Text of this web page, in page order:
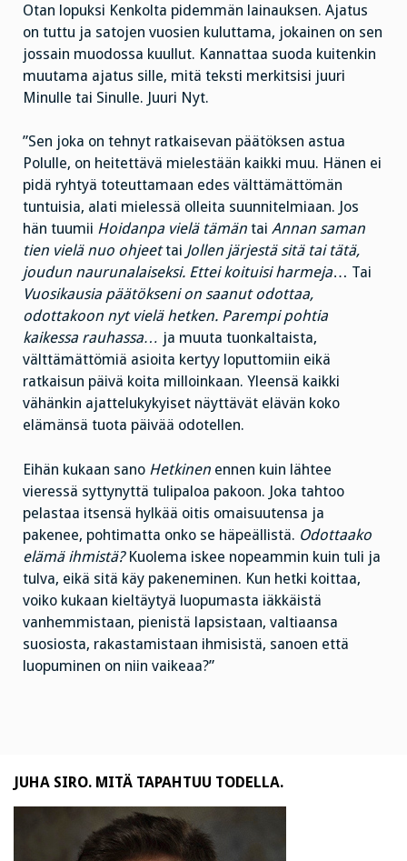
Otan lopuksi Kenkolta pidemmän lainauksen. Ajatus
on tuttu ja satojen vuosien kuluttama, jokainen on sen
jossain muodossa kuullut. Kannattaa suoda kuitenkin
muutama ajatus sille, mitä teksti merkitsisi juuri
Minulle tai Sinulle. Juuri Nyt.
”Sen joka on tehnyt ratkaisevan päätöksen astua
Polulle, on heitettävä mielestään kaikki muu. Hänen ei
pidä ryhtyä toteuttamaan edes välttämättömän
tuntuisia, alati mielessä olleita suunnitelmiaan. Jos
hän tuumii Hoidanpa vielä tämän tai Annan saman
tien vielä nuo ohjeettai Jollen järjestä sitä tai tätä,
joudun naurunalaiseksi. Ettei koituisi harmeja… Tai
Vuosikausia päätökseni on saanut odottaa,
odottakoon nyt vielä hetken. Parempi pohtia
kaikessa rauhassa… ja muuta tuonkaltaista,
välttämättömiä asioita kertyy loputtomiin eikä
ratkaisun päivä koita milloinkaan. Yleensä kaikki
vähänkin ajattelukykyiset näyttävät elävän koko
elämänsä tuota päivää odotellen.
Eihän kukaan sano Hetkinen ennen kuin lähtee
vieressä syttynyttä tulipaloa pakoon. Joka tahtoo
pelastaa itsensä hylkää oitis omaisuutensa ja
pakenee, pohtimatta onko se häpeällistä. Odottaako
elämä ihmistä?Kuolema iskee nopeammin kuin tuli ja
tulva, eikä sitä käy pakeneminen. Kun hetki koittaa,
voiko kukaan kieltäytyä luopumasta iäkkäistä
vanhemmistaan, pienistä lapsistaan, valtiaansa
suosiosta, rakastamistaan ihmisistä, sanoen että
luopuminen on niin vaikeaa?”
JUHA SIRO. MITÄ TAPAHTUU TODELLA.